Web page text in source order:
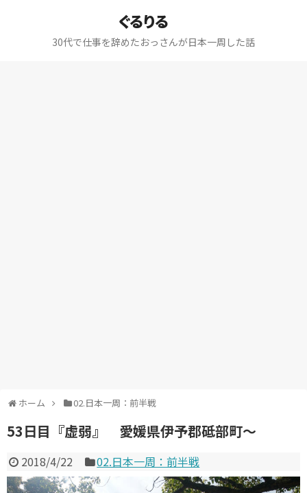
ぐるりる
30代で仕事を辞めたおっさんが日本一周した話
ホーム 02.日本一周：前半戦
53日目『虚弱』 愛媛県伊予郡砥部町～
2018/4/22 02.日本一周：前半戦